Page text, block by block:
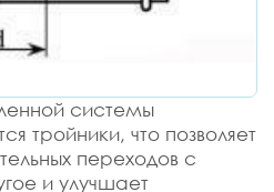
системы
тройники, что позволяет
переходов с
и улучшает